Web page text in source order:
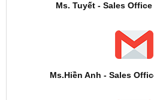
Ms. Tuyết - Sales Office
Ms.Hiền Anh - Sales